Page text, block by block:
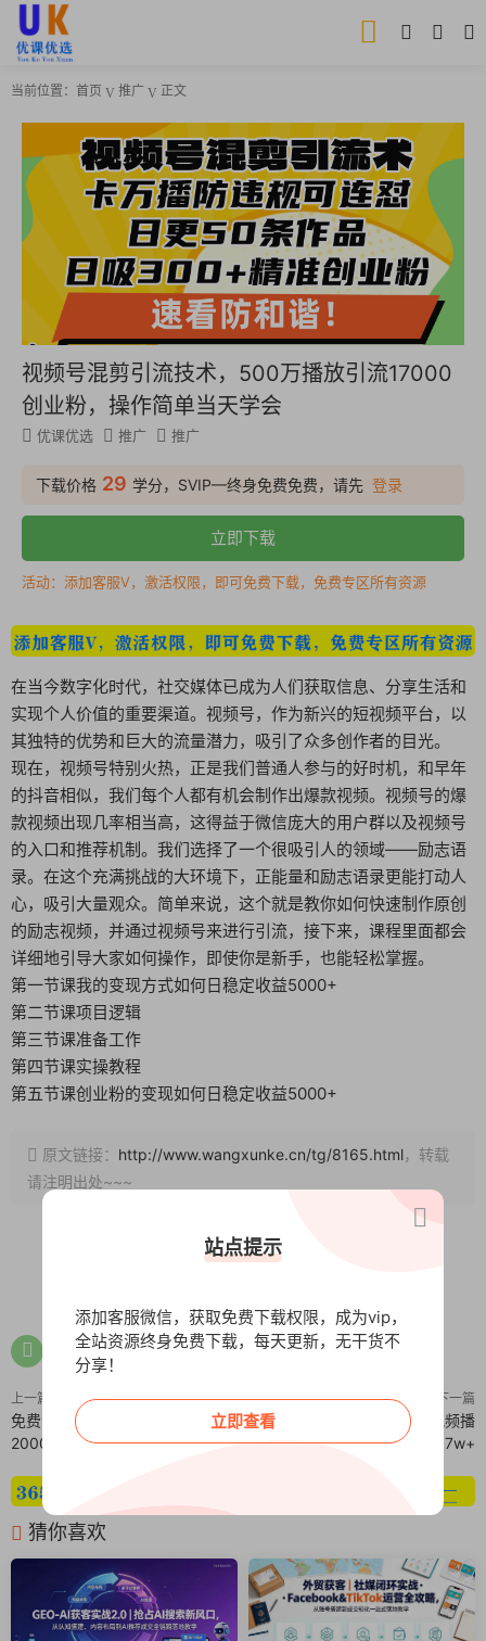
当前位置： 首页 推广 正文
视频号混剪引流技术，500万播放引流17000
创业粉，操作简单当天学会
优课优选 推广 推广
下载价格 29 学分，SVIP—终身免费免费，请先 登录
立即下载
活动：添加客服V，激活权限，即可免费下载，免费专区所有资源
在当今数字化时代，社交媒体已成为人们获取信息、分享生活和
实现个人价值的重要渠道。视频号，作为新兴的短视频平台，以
其独特的优势和巨大的流量潜力，吸引了众多创作者的目光。
现在，视频号特别火热，正是我们普通人参与的好时机，和早年
的抖音相似，我们每个人都有机会制作出爆款视频。视频号的爆
款视频出现几率相当高，这得益于微信庞大的用户群以及视频号
的入口和推荐机制。我们选择了一个很吸引人的领域——励志语
录。在这个充满挑战的大环境下，正能量和励志语录更能打动人
心，吸引大量观众。简单来说，这个就是教你如何快速制作原创
的励志视频，并通过视频号来进行引流，接下来，课程里面都会
详细地引导大家如何操作，即使你是新手，也能轻松掌握。
第一节课我的变现方式如何日稳定收益5000+
第二节课项目逻辑
第三节课准备工作
第四节课实操教程
第五节课创业粉的变现如何日稳定收益5000+
原文链接： http://www.wangxunke.cn/tg/8165.html，转载
请注明出处~~~
上一篇
免费流量卡代理一单80+ 一天可达
2000+
下一篇
AI一键生成沙雕动画，一条视频播
放17w+
猜你喜欢
站点提示
添加客服微信，获取免费下载权限，成为vip，
全站资源终身免费下载，每天更新，无干货不
分享！
立即查看